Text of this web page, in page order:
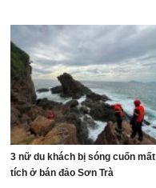
3 nữ du khách bị sóng cuốn mất
tích ở bán đảo Sơn Trà